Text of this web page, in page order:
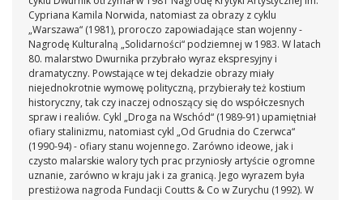
Cypriana Kamila Norwida, natomiast za obrazy z cyklu
„Warszawa“ (1981), proroczo zapowiadające stan wojenny -
Nagrodę Kulturalną „Solidarności“ podziemnej w 1983. W latach
80. malarstwo Dwurnika przybrało wyraz ekspresyjny i
dramatyczny. Powstające w tej dekadzie obrazy miały
niejednokrotnie wymowę polityczną, przybierały też kostium
historyczny, tak czy inaczej odnoszący się do współczesnych
spraw i realiów. Cykl „Droga na Wschód“ (1989-91) upamiętniał
ofiary stalinizmu, natomiast cykl „Od Grudnia do Czerwca“
(1990-94) - ofiary stanu wojennego. Zarówno ideowe, jak i
czysto malarskie walory tych prac przyniosły artyście ogromne
uznanie, zarówno w kraju jak i za granicą. Jego wyrazem była
prestiżowa nagroda Fundacji Coutts & Co w Zurychu (1992). W